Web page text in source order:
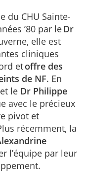
du CHU Sainte-
’80 par leDr
elle est
cliniques
etoffre des
de NF. En
et le Dr Philippe
avec le précieux
pivot et
récemment, la
l’équipe par leur